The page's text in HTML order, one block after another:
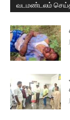
வடமண்டலம்